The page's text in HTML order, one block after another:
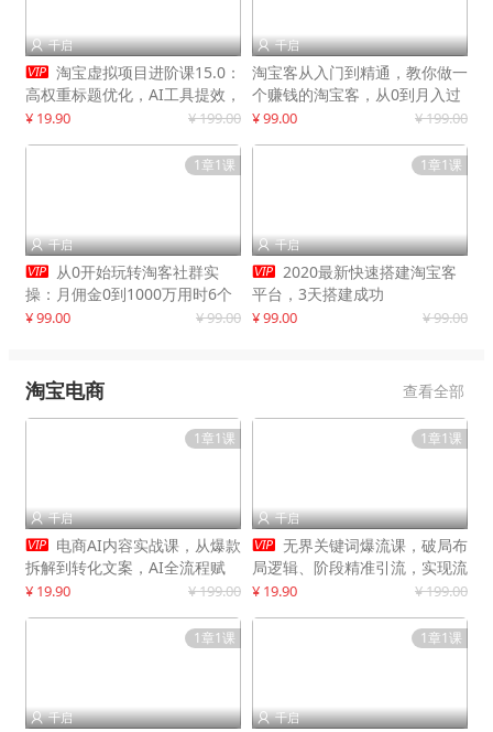
 千启
 淘宝虚拟项目进阶课15.0：
高权重标题优化，AI工具提效，
自动盈利模式搭建
¥ 19.90 ¥ 199.00
 千启
淘宝客从入门到精通，教你做一
个赚钱的淘宝客，从0到月入过
万
¥ 99.00 ¥ 199.00
1章1课
 千启
 从0开始玩转淘客社群实
操：月佣金0到1000万用时6个
月
¥ 99.00 ¥ 99.00
1章1课
 千启
 2020最新快速搭建淘宝客
平台，3天搭建成功
¥ 99.00 ¥ 99.00
淘宝电商 查看全部
1章1课
 千启
 电商AI内容实战课，从爆款
拆解到转化文案，AI全流程赋
能，解放人力，单月节省内容成
¥ 19.90 ¥ 199.00
1章1课
 千启
 无界关键词爆流课，破局布
局逻辑、阶段精准引流，实现流
量翻倍，店铺业绩增长50%+
¥ 19.90 ¥ 199.00
1章1课
 千启
1章1课
 千启